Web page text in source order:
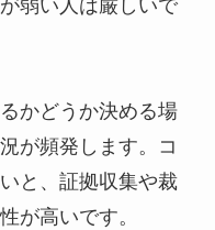
弱い人は厳しいで
かどうか決める場
が頻発します。コ
と、証拠収集や裁
が高いです。